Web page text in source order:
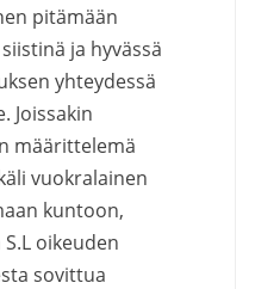
pitämään
ja hyvässä
yhteydessä
Joissakin
määrittelemä
vuokralainen
kuntoon,
oikeuden
sovittua